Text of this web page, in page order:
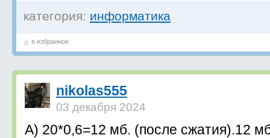
категория: информатика
в избранное
nikolas555
03 декабря 2024
А) 20*0,6=12 мб. (после сжатия).12